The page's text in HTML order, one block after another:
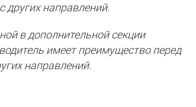
направлений.
в дополнительной секции
имеет преимущество перед
направлений.